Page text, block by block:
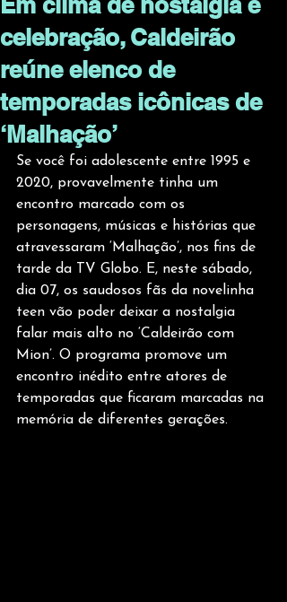
celebração, Caldeirão
reúne elenco de
temporadas icônicas de
‘Malhação’
Se você foi adolescente entre 1995 e
2020, provavelmente tinha um
encontro marcado com os
personagens, músicas e histórias que
atravessaram ‘Malhação’, nos fins de
tarde da TV Globo. E, neste sábado,
dia 07, os saudosos fãs da novelinha
teen vão poder deixar a nostalgia
falar mais alto no ‘Caldeirão com
Mion’. O programa promove um
encontro inédito entre atores de
temporadas que ficaram marcadas na
memória de diferentes gerações.